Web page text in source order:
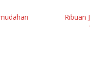
Ribuan